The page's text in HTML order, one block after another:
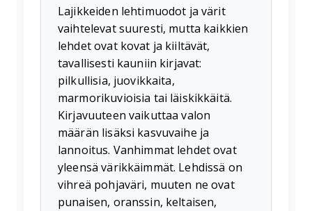
Lajikkeiden lehtimuodot ja värit
vaihtelevat suuresti, mutta kaikkien
lehdet ovat kovat ja kiiltävät,
tavallisesti kauniin kirjavat:
pilkullisia, juovikkaita,
marmorikuvioisia tai läiskikkäitä.
Kirjavuuteen vaikuttaa valon
määrän lisäksi kasvuvaihe ja
lannoitus. Vanhimmat lehdet ovat
yleensä värikkäimmät. Lehdissä on
vihreä pohjaväri, muuten ne ovat
punaisen, oranssin, keltaisen,